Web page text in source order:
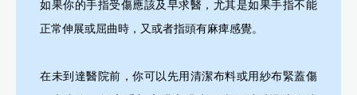
如果你的手指受傷應該及早求醫，尤其是如果手指不能
正常伸展或屈曲時，又或者指頭有麻痺感覺。
在未到達醫院前，你可以先用清潔布料或用紗布緊蓋傷